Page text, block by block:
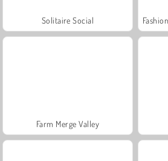
Solitaire Social
Farm Merge Valley